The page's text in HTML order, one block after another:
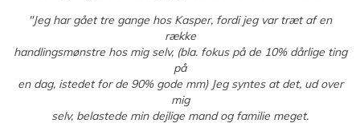
"Jeg har gået tre gange hos Kasper, fordi jeg var træt af en
række
handlingsmønstre hos mig selv, (bla. fokus på de 10% dårlige ting
på
en dag, istedet for de 90% gode mm) Jeg syntes at det, ud over
mig
selv, belastede min dejlige mand og familie meget.